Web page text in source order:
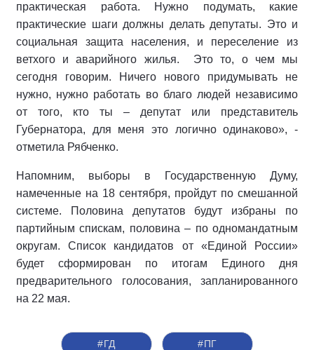
практическая работа. Нужно подумать, какие
практические шаги должны делать депутаты. Это и
социальная защита населения, и переселение из
ветхого и аварийного жилья. Это то, о чем мы
сегодня говорим. Ничего нового придумывать не
нужно, нужно работать во благо людей независимо
от того, кто ты – депутат или представитель
Губернатора, для меня это логично одинаково», -
отметила Рябченко.
Напомним, выборы в Государственную Думу,
намеченные на 18 сентября, пройдут по смешанной
системе. Половина депутатов будут избраны по
партийным спискам, половина – по одномандатным
округам. Список кандидатов от «Единой России»
будет сформирован по итогам Единого дня
предварительного голосования, запланированного
на 22 мая.
#ГД #ПГ